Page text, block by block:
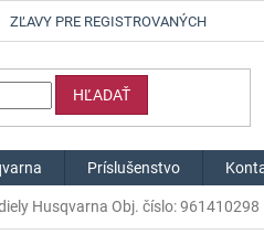
ZĽAVY PRE REGISTROVANÝCH
HĽADAŤ
Príslušenstvo
Husqvarna Obj. číslo: 961410298